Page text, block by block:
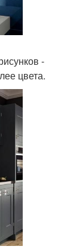
-
цвета.